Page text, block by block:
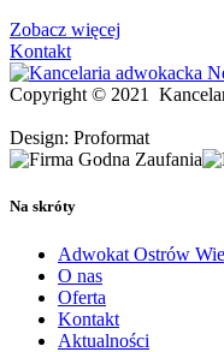
Zobacz więcej
Kontakt
Copyright © 2021
Design: Proformat
Na skróty
Adwokat Ostrów
O nas
Oferta
Kontakt
Aktualności